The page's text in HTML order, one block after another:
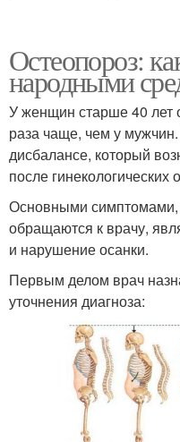
Остеопороз:
народными
У женщин старше 40 лет
раза чаще, чем у
дисбалансе, который
после гинекологических
Основными
обращаются к врачу,
и нарушение осанки.
Первым делом врач
уточнения диагноза: